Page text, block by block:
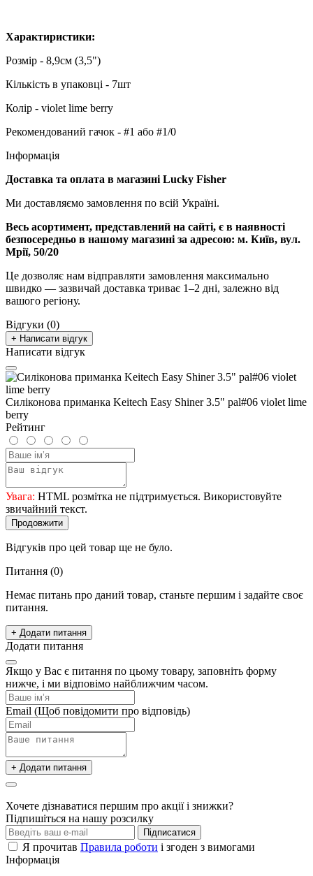
Характиристики:
Розмір - 8,9см (3,5")
Кількість в упаковці - 7шт
Колір - violet lime berry
Рекомендований гачок - #1 або #1/0
Інформація
Доставка та оплата в магазині Lucky Fisher
Ми доставляємо замовлення по всій Україні.
Весь асортимент, представлений на сайті, є в наявності
безпосередньо в нашому магазині за адресою: м. Київ, вул.
Мрії, 50/20
Це дозволяє нам відправляти замовлення максимально
швидко — зазвичай доставка триває 1–2 дні, залежно від
вашого регіону.
Відгуки (0)
+ Написати відгук
Написати відгук
Силіконова приманка Keitech Easy Shiner 3.5" pal#06 violet lime
berry
Рейтинг
Увага: HTML розмітка не підтримується. Використовуйте
звичайний текст.
Продовжити
Відгуків про цей товар ще не було.
Питання (0)
Немає питань про даний товар, станьте першим і задайте своє
питання.
+ Додати питання
Додати питання
Якщо у Вас є питання по цьому товару, заповніть форму
нижче, і ми відповімо найближчим часом.
Email (Щоб повідомити про відповідь)
+ Додати питання
Хочете дізнаватися першим про акції і знижки?
Підпишіться на нашу розсилку
Підписатися
Я прочитав Правила роботи і згоден з вимогами
Інформація